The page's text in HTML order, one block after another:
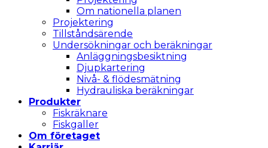
Om nationella planen
Projektering
Tillståndsärende
Undersökningar och beräkningar
Anläggningsbesiktning
Djupkartering
Nivå- & flödesmätning
Hydrauliska beräkningar
Produkter
Fiskräknare
Fiskgaller
Om företaget